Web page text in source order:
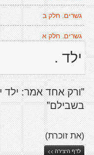
גשרים. חלק ב
גשרים. חלק א
ילד .
"ורק אחד אמר: ילד
בשבילם"
(את זוכרת)
לדף היצירה >>